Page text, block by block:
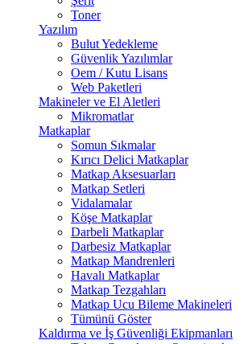
Toner
Yazılım
Bulut Yedekleme
Güvenlik Yazılımlar
Oem / Kutu Lisans
Web Paketleri
Makineler ve El Aletleri
Mikromatlar
Matkaplar
Somun Sıkmalar
Kırıcı Delici Matkaplar
Matkap Aksesuarları
Matkap Setleri
Vidalamalar
Köşe Matkaplar
Darbeli Matkaplar
Darbesiz Matkaplar
Matkap Mandrenleri
Havalı Matkaplar
Matkap Tezgahları
Matkap Ucu Bileme Makineleri
Tümünü Göster
Kaldırma ve İş Güvenliği Ekipmanları